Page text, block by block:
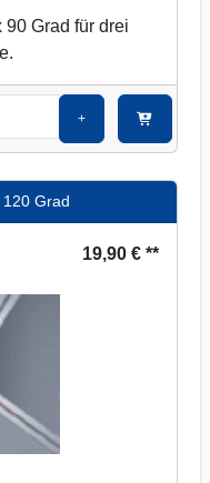
Grad für drei
+
Grad
19,90 € **